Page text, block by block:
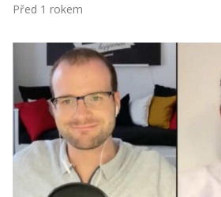
Před 1 rokem